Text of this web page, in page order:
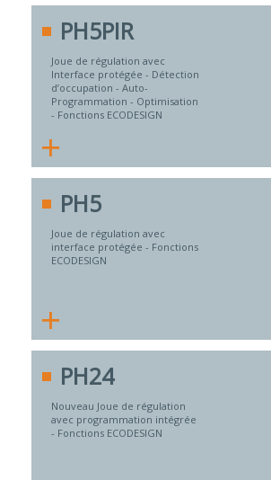
PH5PIR
Joue de régulation avec
Interface protégée - Détection
d’occupation - Auto-
Programmation - Optimisation
- Fonctions ECODESIGN
+
PH5
Joue de régulation avec
interface protégée - Fonctions
ECODESIGN
+
PH24
Nouveau Joue de régulation
avec programmation intégrée
- Fonctions ECODESIGN